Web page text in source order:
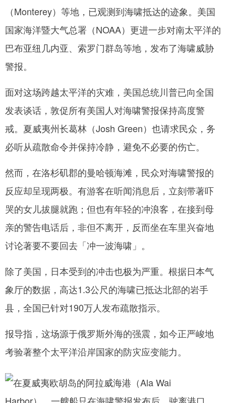
（Monterey）等地，已观测到海啸抵达的迹象。美国
国家海洋暨大气总署（NOAA）更进一步对南太平洋的
巴布亚纽几内亚、索罗门群岛等地，发布了海啸威胁
警报。
面对这场跨越太平洋的灾难，美国总统川普已向全国
发表谈话，敦促所有美国人对海啸警报保持高度警
戒。夏威夷州长葛林（Josh Green）也请求民众，务
必听从疏散命令并保持冷静，避免不必要的伤亡。
然而，在洛杉矶郡的曼哈顿海滩，民众对海啸警报的
反应却呈现两极。有游客在听闻消息后，立刻带著吓
哭的女儿拔腿就跑；但也有年轻的冲浪客，在接到母
亲的警告电话后，非但不离开，反而坐在车里兴奋地
讨论著要不要回去「冲一波海啸」。
除了美国，日本受到的冲击也极为严重。根据日本气
象厅的数据，高达1.3公尺的海啸已抵达北部的岩手
县，全国已针对190万人发布疏散指示。
报导指，这场源于俄罗斯外海的强震，如今正严峻地
考验著整个太平洋沿岸国家的防灾应变能力。